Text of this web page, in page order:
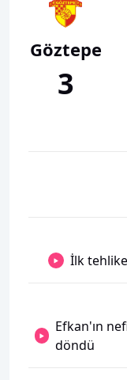
Göztepe
3
İlk
Efkan'ın
döndü